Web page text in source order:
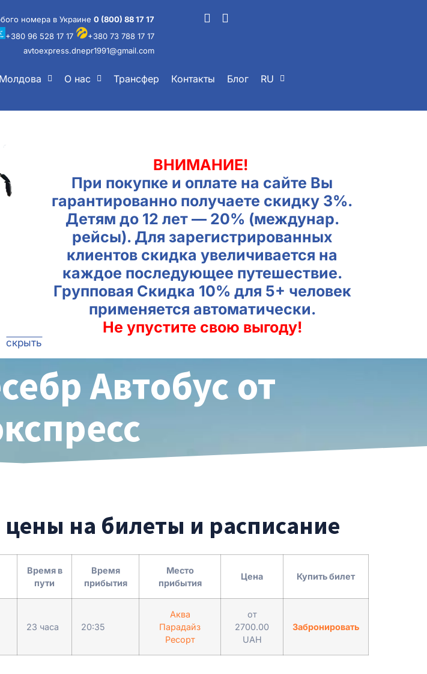
номера в Украине 0 (800) 88 17 17
+380 96 528 17 17
+380 73 788 17 17
avtoexpress.dnepr1991@gmail.com
Молдова О нас Трансфер Контакты Блог RU
ВНИМАНИЕ!
При покупке и оплате на сайте Вы
гарантированно получаете скидку 3%.
Детям до 12 лет — 20% (междунар.
рейсы). Для зарегистрированных
клиентов скидка увеличивается на
каждое последующее путешествие.
Групповая Скидка 10% для 5+ человек
применяется автоматически.
Не упустите свою выгоду!
скрыть
Автобус от
на билеты и расписание
Время в
пути
Время
прибытия
Место
прибытия
Цена Купить билет
23 часа 20:35
Аква
Парадайз
Ресорт
от
2700.00
UAH
Забронировать